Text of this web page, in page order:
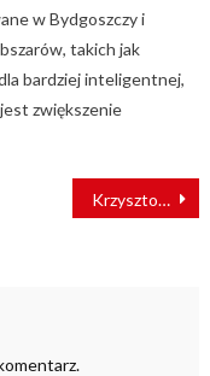
w Bydgoszczy i
takich jak
bardziej inteligentnej,
zwiększenie
Krzysztof Łęcki [TAURUS OCHRONA]: Potrafimy zaspokoić potrzeby branży